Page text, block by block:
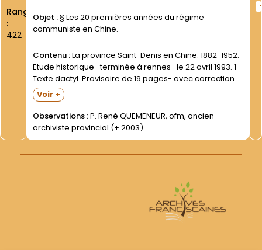
Rang
:
422
Objet :§ Les 20 premières années du régime
communiste en Chine.
Contenu :La province Saint-Denis en Chine. 1882-1952.
Etude historique- terminée à rennes- le 22 avril 1993. 1-
Texte dactyl. Provisoire de 19 pages- avec corrections
manuscrites. 2- Texte imprimé définitif de 16 pages-
avec couverture verte. Documents trouvés dans les
papiers...
Voir +
Observations :P. René QUEMENEUR, ofm, ancien
archiviste provincial (+ 2003).